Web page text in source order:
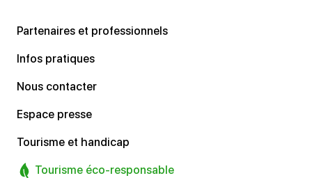
Partenaires et professionnels
Infos pratiques
Nous contacter
Espace presse
Tourisme et handicap
Tourisme éco-responsable